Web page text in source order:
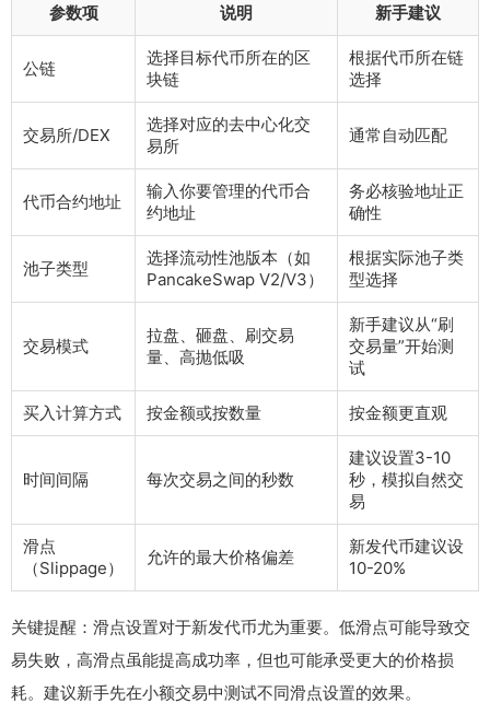
参数项 说明 新手建议
公链
选择目标代币所在的区
块链
根据代币所在链
选择
交易所/DEX
选择对应的去中心化交
易所
通常自动匹配
代币合约地址
输入你要管理的代币合
约地址
务必核验地址正
确性
池子类型
选择流动性池版本（如
PancakeSwap V2/V3）
根据实际池子类
型选择
交易模式
拉盘、砸盘、刷交易
量、高抛低吸
新手建议从“刷
交易量”开始测
试
买入计算方式 按金额或按数量 按金额更直观
时间间隔 每次交易之间的秒数
建议设置3-10
秒，模拟自然交
易
滑点
（Slippage）
允许的最大价格偏差
新发代币建议设
10-20%
关键提醒：滑点设置对于新发代币尤为重要。低滑点可能导致交
易失败，高滑点虽能提高成功率，但也可能承受更大的价格损
耗。建议新手先在小额交易中测试不同滑点设置的效果。